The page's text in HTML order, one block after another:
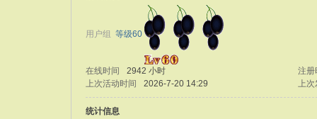
用户组 等级60
在线时间 2942 小时
注册
上次活动时间
2026-7-20 14:29 上次
统计信息